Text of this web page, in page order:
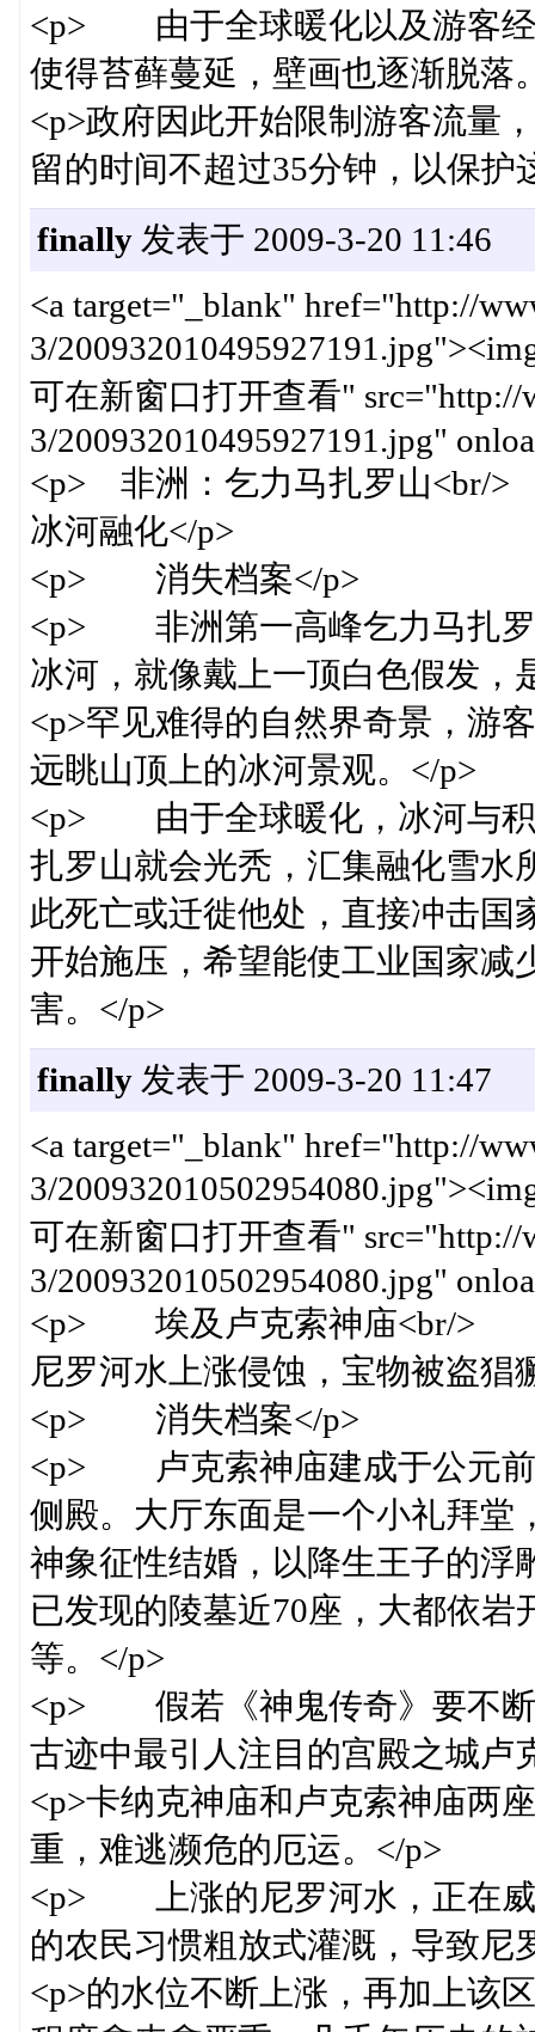
<p> 由于全球暖化以及游客经
使得苔藓蔓延，壁画也逐渐脱落
<p>政府因此开始限制游客流量
留的时间不超过35分钟，以保护
finally发表于 2009-3-20 11:46
<a target="_blank" href="http://
3/
可在新窗口打开查看" src="http://
3/200932010495927191.jpg"
<p> 非洲：乞力马扎罗山
冰河融化</p>
<p> 消失档案</p>
<p> 非洲第一高峰乞力马扎罗
冰河，就像戴上一顶白色假发，
<p>罕见难得的自然界奇景，游
远眺山顶上的冰河景观。</p>
<p> 由于全球暖化，冰河与积
扎罗山就会光秃，汇集融化雪水
此死亡或迁徙他处，直接冲击国
开始施压，希望能使工业国家减
害。</p>
finally发表于 2009-3-20 11:47
<a target="_blank" href="http://
3/
可在新窗口打开查看" src="http://
3/200932010502954080.jpg"
<p> 埃及卢克索神庙<br/>
尼罗河水上涨侵蚀，宝物被盗猖
<p> 消失档案</p>
<p> 卢克索神庙建成于公元前
侧殿。大厅东面是一个小礼拜堂
神象征性结婚，以降生王子的浮
已发现的陵墓近70座，大都依
等。</p>
<p> 假若《神鬼传奇》要不断
古迹中最引人注目的宫殿之城卢
<p>卡纳克神庙和卢克索神庙两
重，难逃濒危的厄运。</p>
<p> 上涨的尼罗河水，正在威
的农民习惯粗放式灌溉，导致尼
<p>的水位不断上涨，再加上该